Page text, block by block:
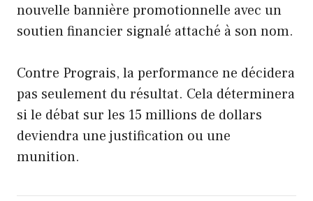
nouvelle bannière promotionnelle avec un
soutien financier signalé attaché à son nom.
Contre Prograis, la performance ne décidera
pas seulement du résultat. Cela déterminera
si le débat sur les 15 millions de dollars
deviendra une justification ou une
munition.